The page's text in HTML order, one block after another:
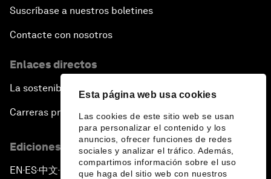
Esta página web usa cookies
Las cookies de este sitio web se usan
para personalizar el contenido y los
anuncios, ofrecer funciones de redes
sociales y analizar el tráfico. Además,
compartimos información sobre el uso
que haga del sitio web con nuestros
Suscríbase a nuestros boletines
Contacte con nosotros
Enlaces directos
La sostenibilidad en el Foro
Carreras profesionales
Ediciones en otros idiomas
EN ▪ES▪中文▪ 日本語